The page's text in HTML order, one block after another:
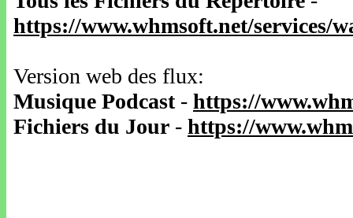
https://www.whmsoft.net/services/
Version web des flux:
Musique Podcast- https://
Fichiers du Jour - https://